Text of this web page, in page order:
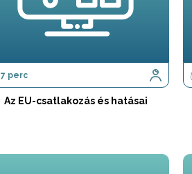
7 perc
Az EU-csatlakozás és hatásai